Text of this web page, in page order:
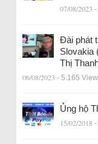
07/08/2023 -
Đài phát
Slovakia
Thị
06/08/2023 - 5.165
Ủng hộ
15/02/2018 -